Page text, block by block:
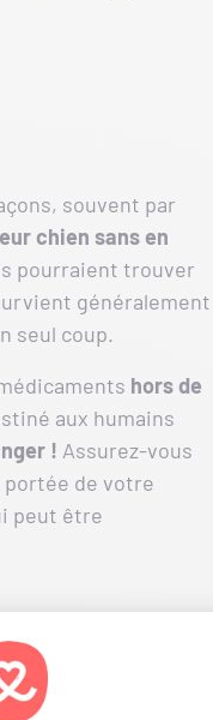
souvent par
chien sans en
pourraient trouver
généralement
seul coup.
hors de
aux humains
! Assurez-vous
de votre
peut être